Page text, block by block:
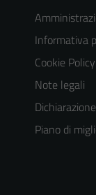
Informativa
Cookie Policy
Note legali
Piano di